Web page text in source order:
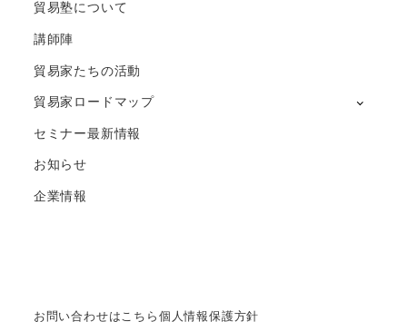
貿易塾について
講師陣
貿易家たちの活動
貿易家ロードマップ
セミナー最新情報
お知らせ
企業情報
お問い合わせはこちら個人情報保護方針